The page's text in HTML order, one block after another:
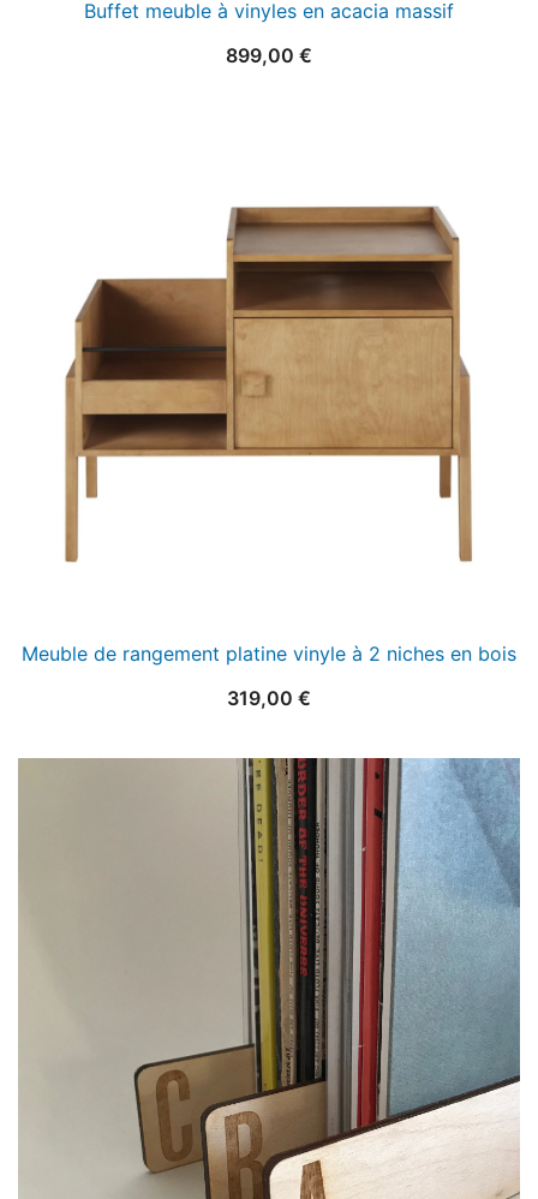
Buffet meuble à vinyles en acacia massif
899,00 €
Meuble de rangement platine vinyle à 2 niches en bois
319,00 €